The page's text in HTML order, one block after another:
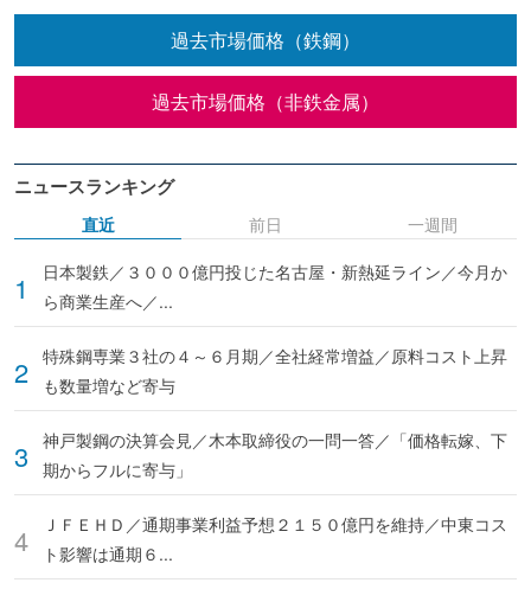
過去市場価格（鉄鋼）
過去市場価格（非鉄金属）
ニュースランキング
直近
日本製鉄／３０００億円投じた名古屋・新熱延ライン／今月か
ら商業生産へ／...
特殊鋼専業３社の４～６月期／全社経常増益／原料コスト上昇
も数量増など寄与
神戸製鋼の決算会見／木本取締役の一問一答／「価格転嫁、下
期からフルに寄与」
ＪＦＥＨＤ／通期事業利益予想２１５０億円を維持／中東コス
ト影響は通期６...
前日 一週間